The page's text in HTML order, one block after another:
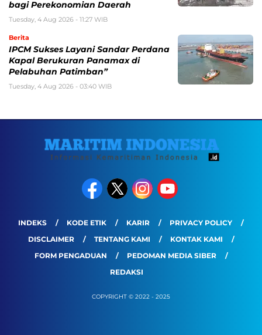
bagi Perekonomian Daerah
Tuesday, 4 Aug 2026 - 11:27 WIB
Berita
IPCM Sukses Layani Sandar Perdana
Kapal Berukuran Panamax di
Pelabuhan Patimban”
Tuesday, 4 Aug 2026 - 03:40 WIB
INDEKS KODE ETIK KARIR
PRIVACY POLICY
DISCLAIMER
TENTANG KAMI
KONTAK KAMI
FORM PENGADUAN
PEDOMAN MEDIA SIBER
REDAKSI
COPYRIGHT © 2022 - 2025